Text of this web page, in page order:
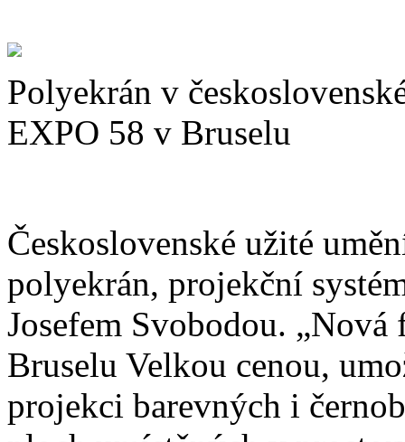
Polyekrán v
EXPO 58 v Bruselu
Československé užité
polyekrán, projekční
Josefem Svobodou.
Bruselu Velkou cenou,
projekci barevných i